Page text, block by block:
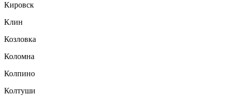
Кировск
Клин
Козловка
Коломна
Колпино
Колтуши